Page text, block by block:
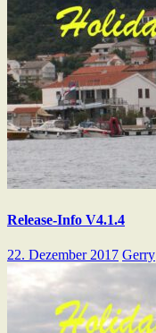
Release-Info V4.1.4
22. Dezember 2017 Gerry